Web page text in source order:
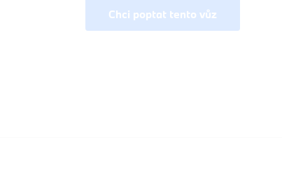
Chci poptat tento vůz